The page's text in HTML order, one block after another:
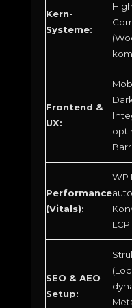
Kern-
Systeme:
Frontend &
UX:
Performance
(Vitals):
WP
SEO & AEO
Setup: